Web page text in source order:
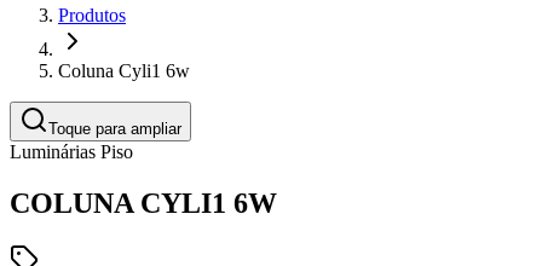
Produtos
Coluna Cyli1 6w
Toque para ampliar
Luminárias Piso
COLUNA CYLI1 6W